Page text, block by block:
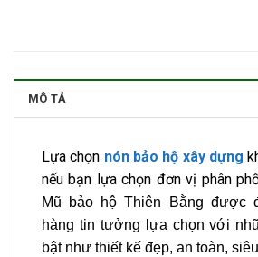
MÔ TẢ
Lựa chọn nón bảo hộ xây dựng
nếu bạn lựa chọn đơn vị phân
Mũ bảo hộ Thiên Bằng được
hàng tin tưởng lựa chọn với
bật như thiết kế đẹp, an toàn,